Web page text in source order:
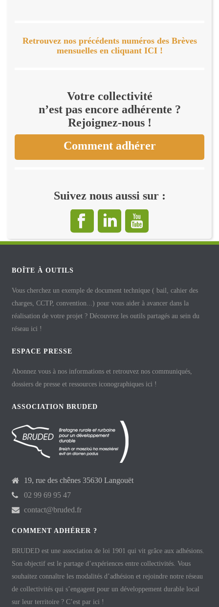
Retrouvez nos précédents numéros des Brèves
mensuelles en cliquant ICI !
Votre collectivité
n’est pas encore adhérente ?
Rejoignez-nous !
Comment adhérer
Suivez nous aussi sur :
BOÎTE À OUTILS
Vous cherchez un exemple de document technique ( bail, cahier des
charges, CCTP, convention...) pour vous aider à avancer dans la
réalisation de votre projet ? Découvrez les outils partagés au sein du
réseau ici !
ESPACE PRESSE
Abonnez vous à nos informations et retrouvez nos communiqués,
dossiers de presse et ressources iconographiques ici !
ASSOCIATION BRUDED
19, rue des chênes 35630 Langouët
02 99 69 95 47
contact@bruded.fr
COMMENT ADHÉRER ?
BRUDED est une association de loi 1901 qui vit grâce aux adhésions.
Son objectif est le partage d’expériences entre collectivités. Vous
souhaitez connaître les modalités d’adhésion et rejoindre notre réseau
de collectivités qui s’engagent pour un développement durable local
sur leur territoire ? C’est par ici !